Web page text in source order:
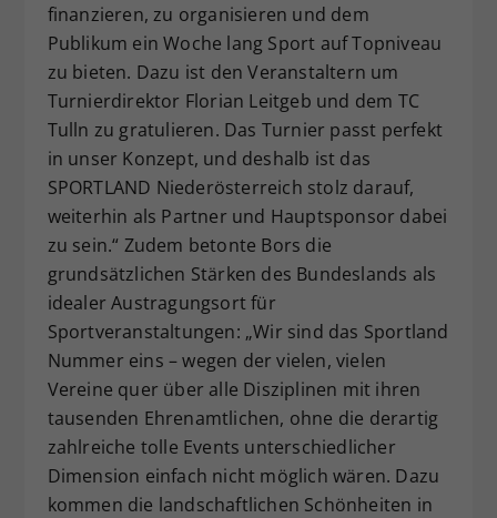
finanzieren, zu organisieren und dem
Publikum ein Woche lang Sport auf Topniveau
zu bieten. Dazu ist den Veranstaltern um
Turnierdirektor Florian Leitgeb und dem TC
Tulln zu gratulieren. Das Turnier passt perfekt
in unser Konzept, und deshalb ist das
SPORTLAND Niederösterreich stolz darauf,
weiterhin als Partner und Hauptsponsor dabei
zu sein.“ Zudem betonte Bors die
grundsätzlichen Stärken des Bundeslands als
idealer Austragungsort für
Sportveranstaltungen: „Wir sind das Sportland
Nummer eins – wegen der vielen, vielen
Vereine quer über alle Disziplinen mit ihren
tausenden Ehrenamtlichen, ohne die derartig
zahlreiche tolle Events unterschiedlicher
Dimension einfach nicht möglich wären. Dazu
kommen die landschaftlichen Schönheiten in